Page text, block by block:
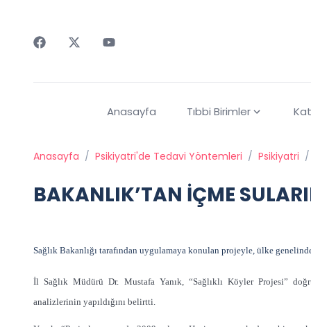
Anasayfa Tıbbi Birimler
Anasayfa / Psikiyatri'de Tedavi Yöntemleri / Psikiyatri /
BAKANLIK’TAN İÇME
Sağlık Bakanlığı tarafından uygulamaya konulan projeyle, ülke
İl Sağlık Müdürü Dr. Mustafa Yanık, “Sağlıklı Köyler Projesi”
analizlerinin yapıldığını belirtti.